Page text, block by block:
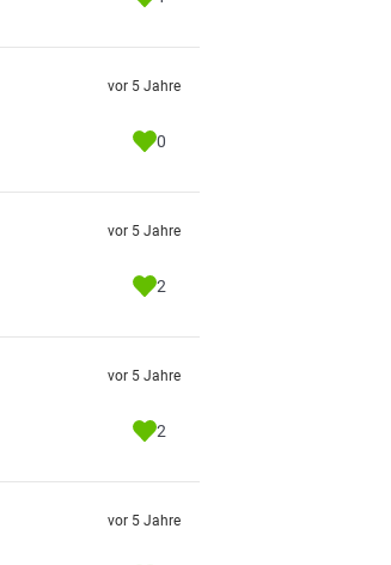
vor 5 Jahre
0
vor 5 Jahre
2
vor 5 Jahre
2
vor 5 Jahre